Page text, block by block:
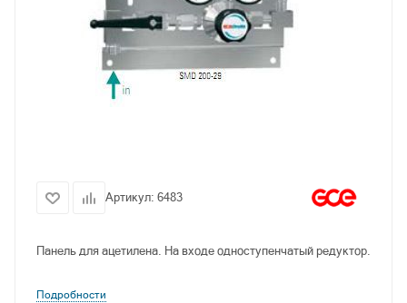
Артикул: 6483
Панель для ацетилена. На входе одноступенчатый редуктор.
Подробности